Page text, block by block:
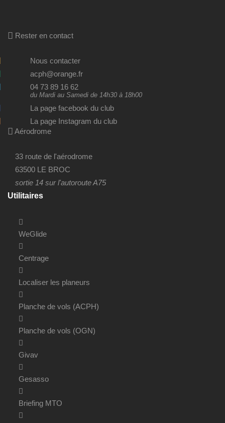
Rester en contact
Nous contacter
acph@orange.fr
04 73 89 16 62
du Mardi au Samedi de 14h30 à 18h00
La page facebook du club
La page Instagram du club
Aérodrome
33 route de l'aérodrome
63500 LE BROC
sortie 14 sur l'autoroute A75
Utilitaires
WeGlide
Centrage
Localiser les planeurs
Planche de vols (ACPH)
Planche de vols (OGN)
Givav
Gesasso
Briefing MTO